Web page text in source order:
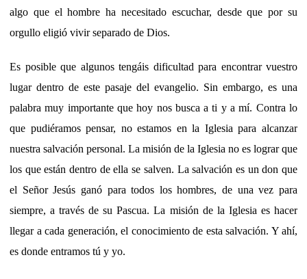
algo que el hombre ha necesitado escuchar, desde que por su
orgullo eligió vivir separado de Dios.
Es posible que algunos tengáis dificultad para encontrar vuestro
lugar dentro de este pasaje del evangelio. Sin embargo, es una
palabra muy importante que hoy nos busca a ti y a mí. Contra lo
que pudiéramos pensar, no estamos en la Iglesia para alcanzar
nuestra salvación personal. La misión de la Iglesia no es lograr que
los que están dentro de ella se salven. La salvación es un don que
el Señor Jesús ganó para todos los hombres, de una vez para
siempre, a través de su Pascua. La misión de la Iglesia es hacer
llegar a cada generación, el conocimiento de esta salvación. Y ahí,
es donde entramos tú y yo.